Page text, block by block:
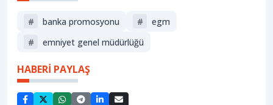
# banka promosyonu #
egm
#
emniyet genel müdürlüğü
HABERİ PAYLAŞ